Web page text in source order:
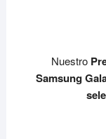
Nuestro
Samsung